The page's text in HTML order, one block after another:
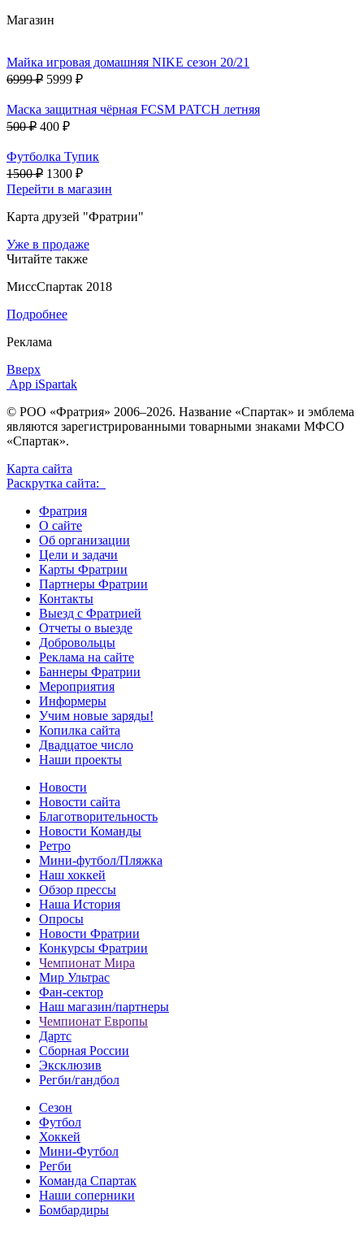
Магазин
Майка игровая домашняя NIKE сезон 20/21
6999 ₽ 5999 ₽
Маска защитная чёрная FCSM PATCH летняя
500 ₽ 400 ₽
Футболка Тупик
1500 ₽ 1300 ₽
Перейти в магазин
Карта друзей "Фратрии"
Уже в продаже
Читайте также
МиссСпартак 2018
Подробнее
Реклама
Вверх
App iSpartak
© РОО «Фратрия» 2006–2026. Название «Спартак» и эмблема
являются зарегистрированными товарными знаками МФСО
«Спартак».
Карта сайта
Раскрутка сайта:
Фратрия
О сайте
Об организации
Цели и задачи
Карты Фратрии
Партнеры Фратрии
Контакты
Выезд с Фратрией
Отчеты о выезде
Добровольцы
Реклама на сайте
Баннеры Фратрии
Мероприятия
Информеры
Учим новые заряды!
Копилка сайта
Двадцатое число
Наши проекты
Новости
Новости сайта
Благотворительность
Новости Команды
Ретро
Мини-футбол/Пляжка
Наш хоккей
Обзор прессы
Наша История
Опросы
Новости Фратрии
Конкурсы Фратрии
Чемпионат Мира
Мир Ультрас
Фан-cектор
Наш магазин/партнеры
Чемпионат Европы
Дартс
Сборная России
Эксклюзив
Регби/гандбол
Сезон
Футбол
Хоккей
Мини-Футбол
Регби
Команда Спартак
Наши соперники
Бомбардиры